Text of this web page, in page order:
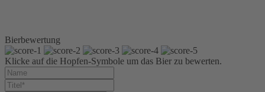
Bierbewertung
Klicke auf die Hopfen-Symbole um das Bier zu bewerten.